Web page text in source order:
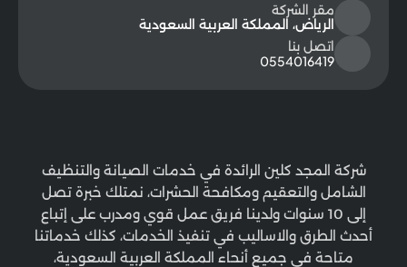
مقر الشركة
الرياض، المملكة العربية السعودية
اتصل بنا
0554016419
شركة المجد كلين الرائدة في خدمات الصيانة والتنظيف
الشامل والتعقيم ومكافحة الحشرات، نمتلك خبرة تصل
إلى 10 سنوات ولدينا فريق عمل قوي ومدرب على إتباع
أحدث الطرق والاساليب في تنفيذ الخدمات، كذلك خدماتنا
متاحة في جميع أنحاء المملكة العربية السعودية،